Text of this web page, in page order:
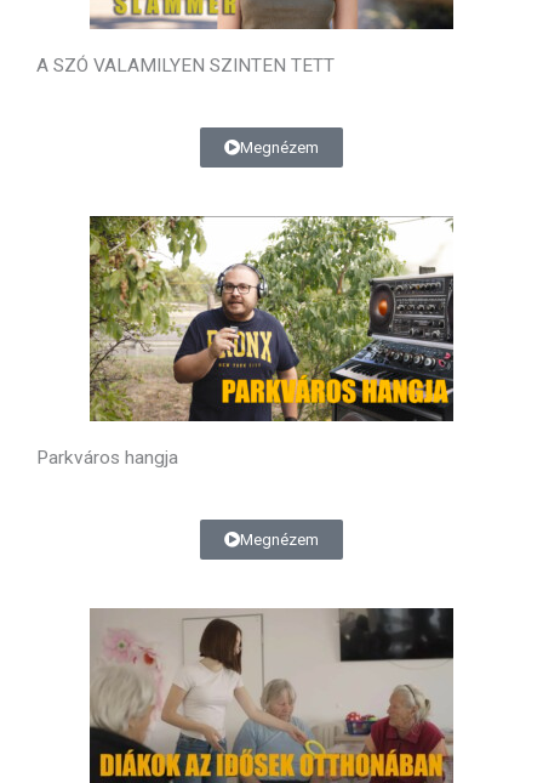
A SZÓ VALAMILYEN SZINTEN TETT
Megnézem
Parkváros hangja
Megnézem